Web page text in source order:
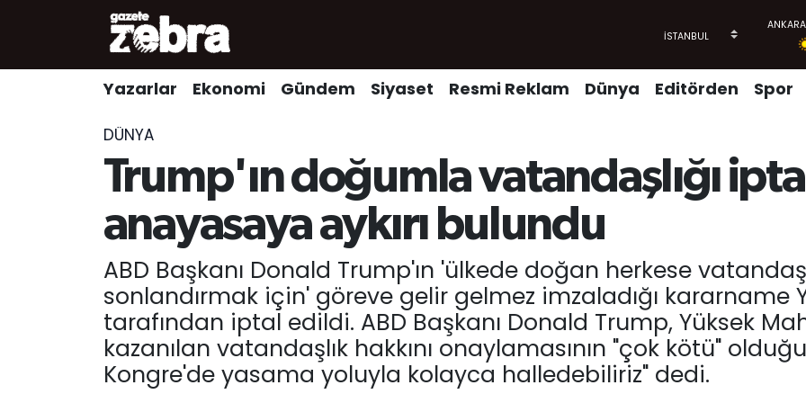
Yazarlar Ekonomi Gündem Siyaset Resmi Reklam Dünya Editörden Spor
DÜNYA
Trump'ın doğumla vatandaşlığı
anayasaya aykırı bulundu
ABD Başkanı Donald Trump'ın 'ülkede doğan herkese
sonlandırmak için' göreve gelir gelmez imzaladığı kararname
tarafından iptal edildi. ABD Başkanı Donald Trump, Yüksek
kazanılan vatandaşlık hakkını onaylamasının "çok kötü"
Kongre'de yasama yoluyla kolayca halledebiliriz" dedi.
Yazarlar
Kültür-Sanat
Nöbetçi Eczaneler
Trafik Durumu
Süper Lig Puan Durumu ve Fikstür
Son Dakika Haberleri
Haber Arşivi